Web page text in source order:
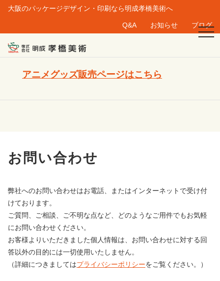
大阪のパッケージデザイン・印刷なら明成孝橋美術へ
Q&A お知らせ ブログ
アニメグッズ販売ページはこちら
お問い合わせ
弊社へのお問い合わせはお電話、またはインターネットで受け付
けております。
ご質問、ご相談、ご不明な点など、どのようなご用件でもお気軽
にお問い合わせください。
お客様よりいただきました個人情報は、お問い合わせに対する回
答以外の目的には一切使用いたしません。
（詳細につきましてはプライバシーポリシーをご覧ください。）